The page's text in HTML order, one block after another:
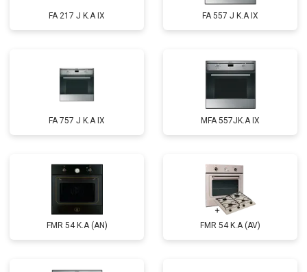
FA 217 J K.A IX FA 557 J K.A IX
FA 757 J K.A IX MFA 557JK.A IX
FMR 54 K.A (AN) FMR 54 K.A (AV)